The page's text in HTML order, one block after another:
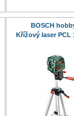
jednoduchá
samonivelace až 4°
sekund, kompaktní
konstrukce
BOSCH
Křížový laser PCL